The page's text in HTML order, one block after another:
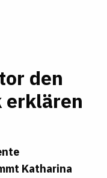
den
erklären
Katharina